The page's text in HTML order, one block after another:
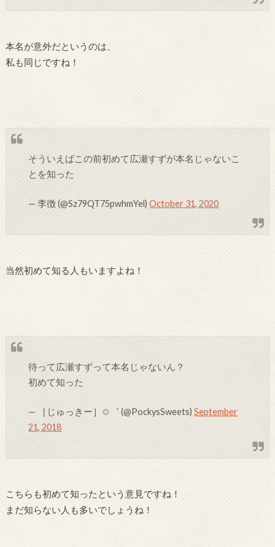
本名が意外だというのは、
私も同じですね！
そういえばこの前初めて広瀬すずが本名じゃないこ
とを知った
— 李徴 (@Sz79QT75pwhmYel)October 31, 2020
当然初めて知る人もいますよね！
待って広瀬すずって本名じゃないん？
初めて知った
— ［じゅっきー］✩゛ (@PockysSweets)September
21, 2018
こちらも初めて知ったという意見ですね！
まだ知らない人も多いでしょうね！